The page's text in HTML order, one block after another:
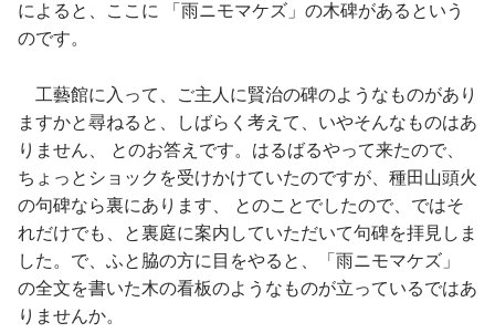
によると、ここに 「雨ニモマケズ」の木碑があるという
のです。
工藝館に入って、ご主人に賢治の碑のようなものがあり
ますかと尋ねると、しばらく考えて、いやそんなものはあ
りません、 とのお答えです。はるばるやって来たので、
ちょっとショックを受けかけていたのですが、種田山頭火
の句碑なら裏にあります、 とのことでしたので、ではそ
れだけでも、と裏庭に案内していただいて句碑を拝見しま
した。で、ふと脇の方に目をやると、「雨ニモマケズ」
の全文を書いた木の看板のようなものが立っているではあ
りませんか。